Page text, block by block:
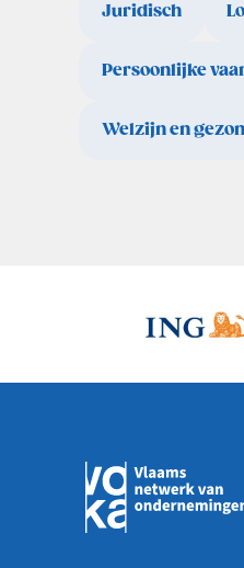
Juridisch
Persoonlijke
Welzijn en